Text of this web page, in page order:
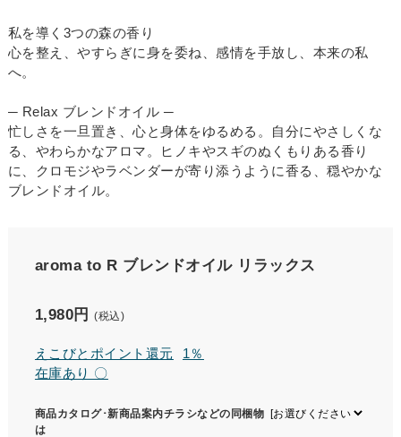
私を導く3つの森の香り
心を整え、やすらぎに身を委ね、感情を手放し、本来の私
へ。
─ Relax ブレンドオイル ─
忙しさを一旦置き、心と身体をゆるめる。自分にやさしくな
る、やわらかなアロマ。ヒノキやスギのぬくもりある香り
に、クロモジやラベンダーが寄り添うように香る、穏やかな
ブレンドオイル。
aroma to R ブレンドオイル リラックス
1,980円 (税込)
えこびとポイント還元
1％
在庫あり 〇
商品カタログ･新商品案内チラシなどの同梱物
は